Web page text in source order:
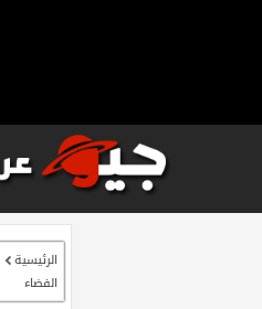
الرئيسية
الفضاء